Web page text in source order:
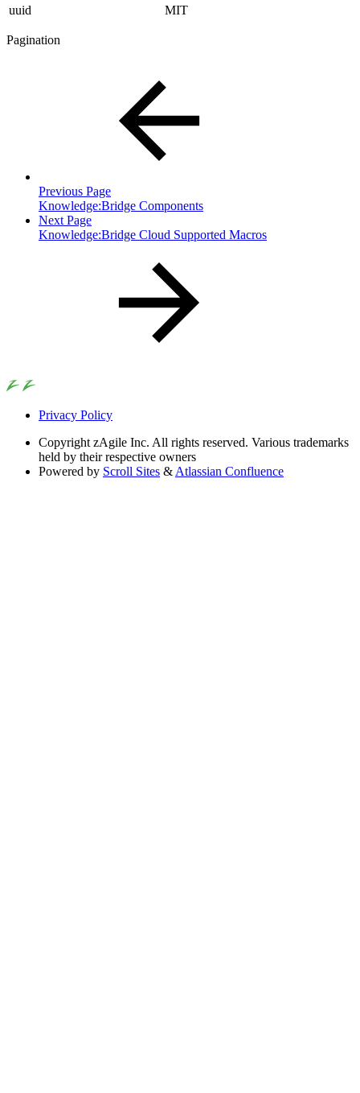
uuid MIT
Pagination
Previous Page
Knowledge:Bridge Components
Next Page
Knowledge:Bridge Cloud Supported Macros
Privacy Policy
Copyright zAgile Inc. All rights reserved. Various trademarks
held by their respective owners
Powered by Scroll Sites & Atlassian Confluence